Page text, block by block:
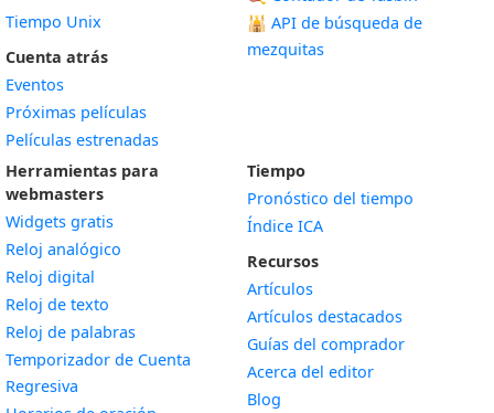
Tiempo Unix
Cuenta atrás
Eventos
Próximas películas
Películas estrenadas
🕌 API de búsqueda de
mezquitas
Herramientas para
webmasters
Widgets gratis
Reloj analógico
Reloj digital
Reloj de texto
Reloj de palabras
Temporizador de Cuenta
Regresiva
Tiempo
Pronóstico del tiempo
Índice ICA
Recursos
Artículos
Artículos destacados
Guías del comprador
Acerca del editor
Blog